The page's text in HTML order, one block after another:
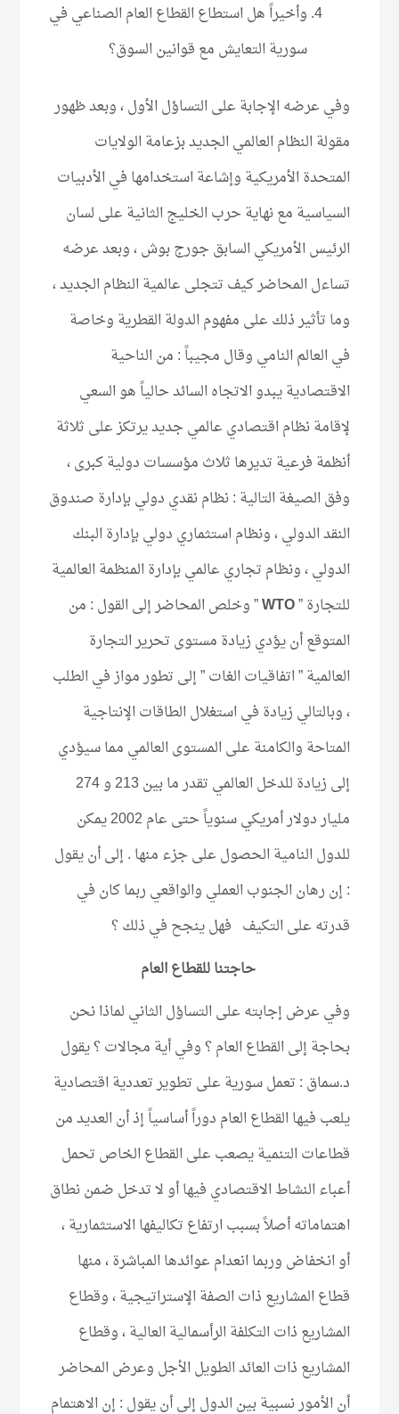
وأخيراً هل استطاع القطاع العام الصناعي في
سورية التعايش مع قوانين السوق؟
وفي عرضه الإجابة على التساؤل الأول ، وبعد ظهور
مقولة النظام العالمي الجديد بزعامة الولايات
المتحدة الأمريكية وإشاعة استخدامها في الأدبيات
السياسية مع نهاية حرب الخليج الثانية على لسان
الرئيس الأمريكي السابق جورج بوش ، وبعد عرضه
تساءل المحاضر كيف تتجلى عالمية النظام الجديد ،
وما تأثير ذلك على مفهوم الدولة القطرية وخاصة
في العالم النامي وقال مجيباً : من الناحية
الاقتصادية يبدو الاتجاه السائد حالياً هو السعي
لإقامة نظام اقتصادي عالمي جديد يرتكز على ثلاثة
أنظمة فرعية تديرها ثلاث مؤسسات دولية كبرى ،
وفق الصيغة التالية : نظام نقدي دولي بإدارة صندوق
النقد الدولي ، ونظام استثماري دولي بإدارة البنك
الدولي ، ونظام تجاري عالمي بإدارة المنظمة العالمية
للتجارة ”WTO” وخلص المحاضر إلى القول : من
المتوقع أن يؤدي زيادة مستوى تحرير التجارة
العالمية ” اتفاقيات الغات ” إلى تطور مواز في الطلب
، وبالتالي زيادة في استغلال الطاقات الإنتاجية
المتاحة والكامنة على المستوى العالمي مما سيؤدي
إلى زيادة للدخل العالمي تقدر ما بين 213 و 274
مليار دولار أمريكي سنوياً حتى عام 2002 يمكن
للدول النامية الحصول على جزء منها . إلى أن يقول
: إن رهان الجنوب العملي والواقعي ربما كان في
قدرته على التكيف فهل ينجح في ذلك ؟
حاجتنا للقطاع العام
وفي عرض إجابته على التساؤل الثاني لماذا نحن
بحاجة إلى القطاع العام ؟ وفي أية مجالات ؟ يقول
د.سماق : تعمل سورية على تطوير تعددية اقتصادية
يلعب فيها القطاع العام دوراً أساسياً إذ أن العديد من
قطاعات التنمية يصعب على القطاع الخاص تحمل
أعباء النشاط الاقتصادي فيها أو لا تدخل ضمن نطاق
اهتماماته أصلاً بسبب ارتفاع تكاليفها الاستثمارية ،
أو انخفاض وربما انعدام عوائدها المباشرة ، منها
قطاع المشاريع ذات الصفة الإستراتيجية ، وقطاع
المشاريع ذات التكلفة الرأسمالية العالية ، وقطاع
المشاريع ذات العائد الطويل الأجل وعرض المحاضر
أن الأمور نسبية بين الدول إلى أن يقول : إن الاهتمام